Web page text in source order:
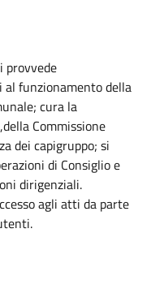
provvede
al funzionamento della
cura la
Commissione
dei capigruppo; si
di Consiglio e
dirigenziali.
agli atti da parte